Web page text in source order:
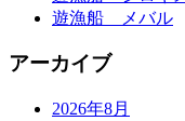
遊漁船 メバル
アーカイブ
2026年8月